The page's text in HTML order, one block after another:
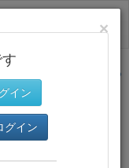
サイトトップに戻る
でき、快適な動画
×
イン
グイン